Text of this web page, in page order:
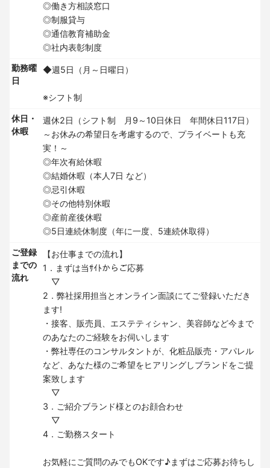
◎働き方相談窓口
◎制服貸与
◎通信教育補助金
◎社内表彰制度
勤務曜
日
◆週5日（月～日曜日）
※シフト制
休日・
休暇
週休2日（シフト制 月9～10日休日 年間休日117日）
～お休みの希望日を考慮するので、プライベートも充
実！～
◎年次有給休暇
◎結婚休暇（本人7日 など）
◎忌引休暇
◎その他特別休暇
◎産前産後休暇
◎5日連続休制度（年に一度、5連続休取得）
ご登録
までの
流れ
【お仕事までの流れ】
1．まずは当ｻｲﾄからご応募
▽
2．弊社採用担当とオンライン面談にてご登録いただき
ます!
・接客、販売員、エステティシャン、美容師など今まで
のあなたのご経験をお伺いします
・弊社専任のコンサルタントが、化粧品販売・アパレル
など、あなた様のご希望をヒアリングしブランドをご提
案致します
▽
3．ご紹介ブランド様とのお顔合わせ
▽
4．ご勤務スタート
お気軽にご質問のみでもOKです♪まずはご応募お待ちし